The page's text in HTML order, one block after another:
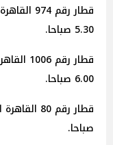
قطار
5.30 صباحا.
قطار
6.00 صباحا.
صباحا.